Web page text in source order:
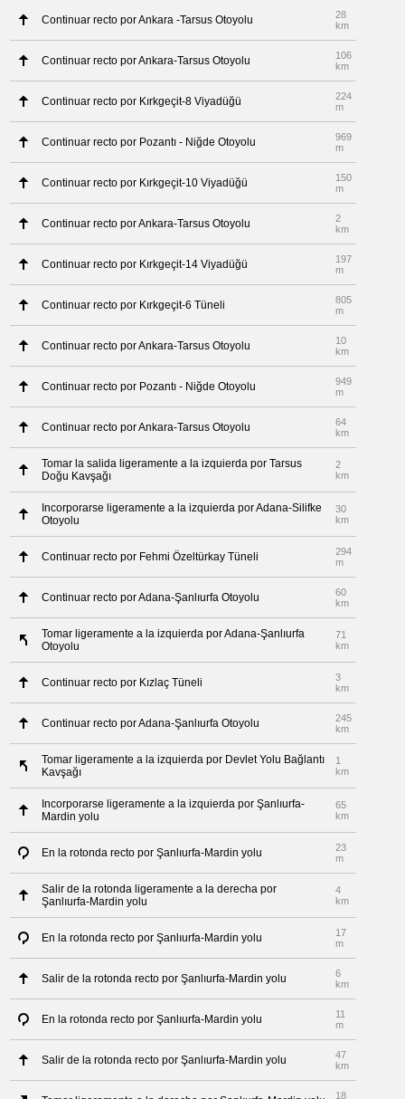
Continuar recto por Ankara -Tarsus Otoyolu
28
km
Continuar recto por Ankara-Tarsus Otoyolu
106
km
Continuar recto por Kırkgeçit-8 Viyadüğü
224
m
Continuar recto por Pozantı - Niğde Otoyolu
969
m
Continuar recto por Kırkgeçit-10 Viyadüğü
150
m
Continuar recto por Ankara-Tarsus Otoyolu
2
km
Continuar recto por Kırkgeçit-14 Viyadüğü
197
m
Continuar recto por Kırkgeçit-6 Tüneli
805
m
Continuar recto por Ankara-Tarsus Otoyolu
10
km
Continuar recto por Pozantı - Niğde Otoyolu
949
m
Continuar recto por Ankara-Tarsus Otoyolu
64
km
Tomar la salida ligeramente a la izquierda por Tarsus
Doğu Kavşağı
2
km
Incorporarse ligeramente a la izquierda por Adana-Silifke
Otoyolu
30
km
Continuar recto por Fehmi Özeltürkay Tüneli
294
m
Continuar recto por Adana-Şanlıurfa Otoyolu
60
km
Tomar ligeramente a la izquierda por Adana-Şanlıurfa
Otoyolu
71
km
Continuar recto por Kızlaç Tüneli
3
km
Continuar recto por Adana-Şanlıurfa Otoyolu
245
km
Tomar ligeramente a la izquierda por Devlet Yolu Bağlantı
Kavşağı
1
km
Incorporarse ligeramente a la izquierda por Şanlıurfa-
Mardin yolu
65
km
En la rotonda recto por Şanlıurfa-Mardin yolu
23
m
Salir de la rotonda ligeramente a la derecha por
Şanlıurfa-Mardin yolu
4
km
En la rotonda recto por Şanlıurfa-Mardin yolu
17
m
Salir de la rotonda recto por Şanlıurfa-Mardin yolu
6
km
En la rotonda recto por Şanlıurfa-Mardin yolu
11
m
Salir de la rotonda recto por Şanlıurfa-Mardin yolu
47
km
18